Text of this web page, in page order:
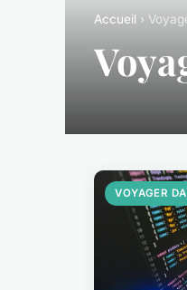
Accueil ›
VOYAGER